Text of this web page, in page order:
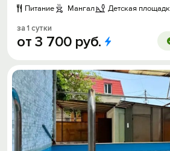
Питание
Мангал Детская
за 1 сутки
от3 700 руб.